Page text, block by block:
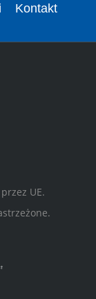
Kontakt
UE.